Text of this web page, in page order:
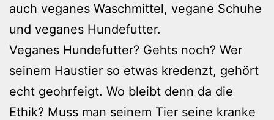
auch veganes Waschmittel, vegane Schuhe
und veganes Hundefutter.
Veganes Hundefutter? Gehts noch? Wer
seinem Haustier so etwas kredenzt, gehört
echt geohrfeigt. Wo bleibt denn da die
Ethik? Muss man seinem Tier seine kranke